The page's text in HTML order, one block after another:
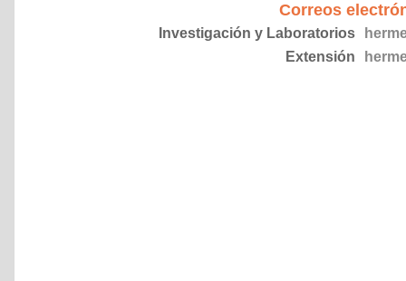
Correos
Investigación y Laboratorios
Extensión